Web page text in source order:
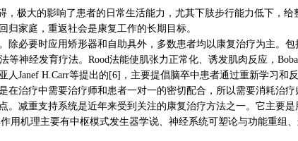
极大的影响了患者的日常生活能力，尤其下肢步行能力低下，给
家庭，重返社会是康复工作的长期目标。
除必要时应用矫形器和自助具外，多数患者均以康复治疗为主。
等神经发育疗法。Rood法能使肌张力正常化、诱发肌肉反应，
Janef H.Carr等提出的[6]，主要提倡脑卒中患者通过重新学习和
在治疗中需要治疗师和患者一对一的密切配合，所以需要消耗治
。减重支持系统是近年来受到关注的康复治疗方法之一。它主要
用机理主要有中枢模式发生器学说、神经系统可塑论与功能重组